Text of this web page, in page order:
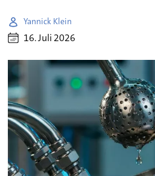
Yannick Klein
16. Juli 2026